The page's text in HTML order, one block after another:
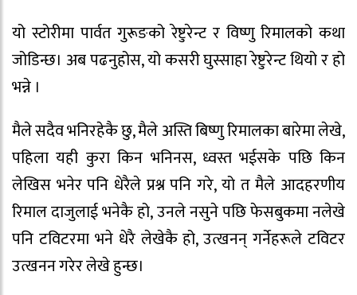
यो स्टोरीमा पार्वत गुरूङको रेष्टुरेन्ट र विष्णु रिमालको कथा
जोडिन्छ। अब पढनुहोस, यो कसरी घुस्साहा रेष्टुरेन्ट थियो र हो
भन्ने ।
मैले सदैव भनिरहेकै छु, मैले अस्ति बिष्णु रिमालका बारेमा लेखे,
पहिला यही कुरा किन भनिनस, ध्वस्त भईसके पछि किन
लेखिस भनेर पनि धेरैले प्रश्न पनि गरे, यो त मैले आदहरणीय
रिमाल दाजुलाई भनेकै हो, उनले नसुने पछि फेसबुकमा नलेखे
पनि टविटरमा भने धेरै लेखेकै हो, उत्खनन् गर्नेहरूले टविटर
उत्खनन गरेर लेखे हुन्छ।